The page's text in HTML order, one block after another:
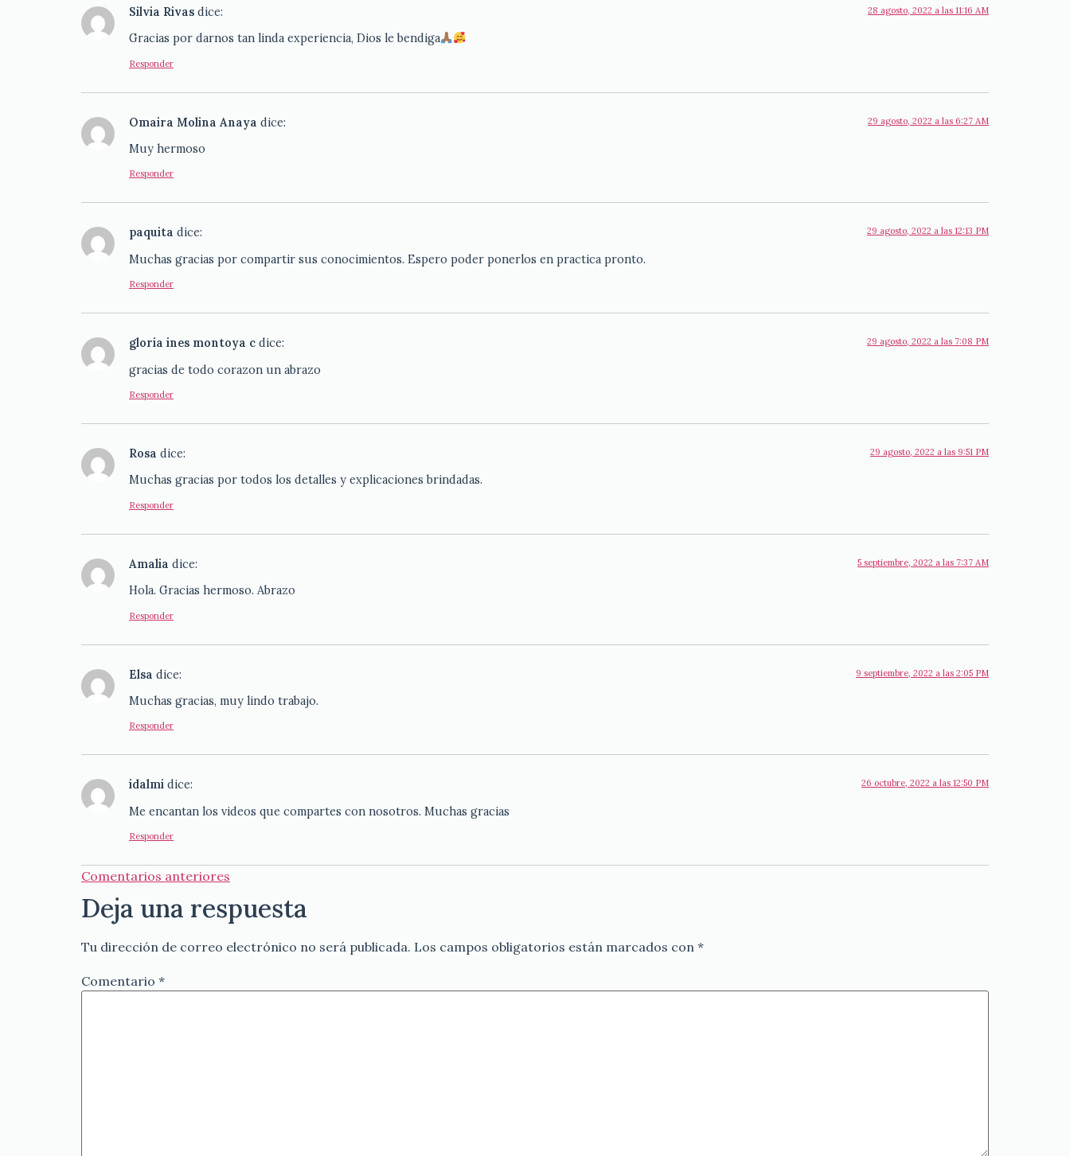
Silvia Rivas dice: 28 agosto, 2022 a las 11:16 AM
Gracias por darnos tan linda experiencia, Dios le bendiga
Responder
Omaira Molina Anaya dice: 29 agosto, 2022 a las 6:27 AM
Muy hermoso
Responder
paquita dice: 29 agosto, 2022 a las 12:13 PM
Muchas gracias por compartir sus conocimientos. Espero poder ponerlos en practica pronto.
Responder
gloria ines montoya c dice: 29 agosto, 2022 a las 7:08 PM
gracias de todo corazon un abrazo
Responder
Rosa dice: 29 agosto, 2022 a las 9:51 PM
Muchas gracias por todos los detalles y explicaciones brindadas.
Responder
Amalia dice: 5 septiembre, 2022 a las 7:37 AM
Hola. Gracias hermoso. Abrazo
Responder
Elsa dice: 9 septiembre, 2022 a las 2:05 PM
Muchas gracias, muy lindo trabajo.
Responder
idalmi dice: 26 octubre, 2022 a las 12:50 PM
Me encantan los videos que compartes con nosotros. Muchas gracias
Responder
Comentarios anteriores
Deja una respuesta
Tu dirección de correo electrónico no será publicada. Los campos obligatorios están marcados con *
Comentario *